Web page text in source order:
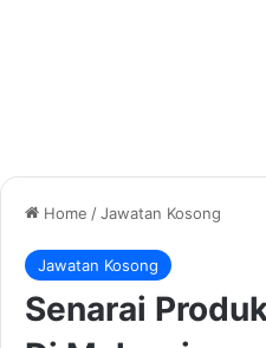
Home /Jawatan Kosong
Jawatan Kosong
Senarai